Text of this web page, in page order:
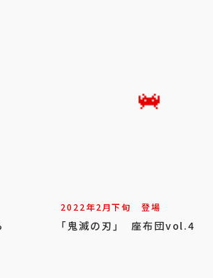
2022年2月下旬 登場
「鬼滅の刃」 座布団vol.4